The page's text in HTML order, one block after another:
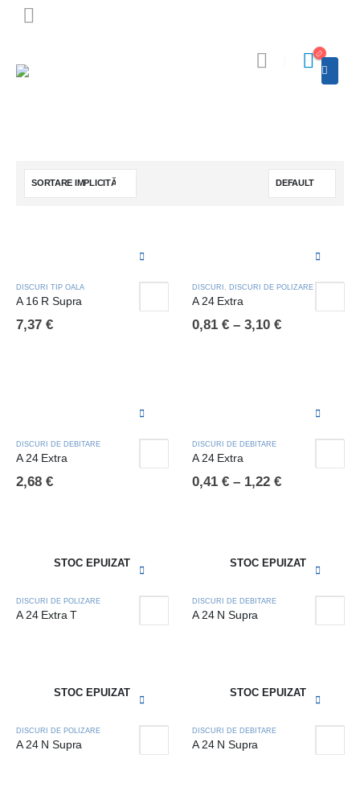
DISCURI TIP OALA
A 16 R Supra
7,37 €
DISCURI DISCURI DE POLIZARE
A 24 Extra
0,81 € – 3,10 €
DISCURI DE DEBITARE
A 24 Extra
2,68 €
DISCURI DE DEBITARE
A 24 Extra
0,41 € – 1,22 €
STOC EPUIZAT
DISCURI DE POLIZARE
A 24 Extra T
STOC EPUIZAT
DISCURI DE DEBITARE
A 24 N Supra
STOC EPUIZAT
DISCURI DE POLIZARE
A 24 N Supra
STOC EPUIZAT
DISCURI DE DEBITARE
A 24 N Supra